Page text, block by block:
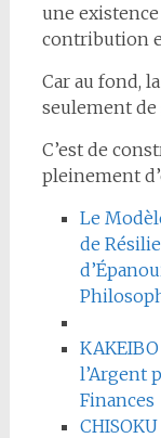
une existence
contribution
Car au fond,
seulement de
C’est de
pleinement
Le
de
l’Argent
Finances